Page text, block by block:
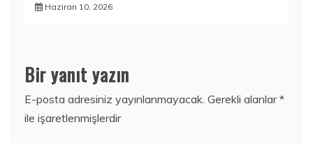
Haziran 10, 2026
Bir yanıt yazın
E-posta adresiniz yayınlanmayacak. Gerekli alanlar*
ile işaretlenmişlerdir